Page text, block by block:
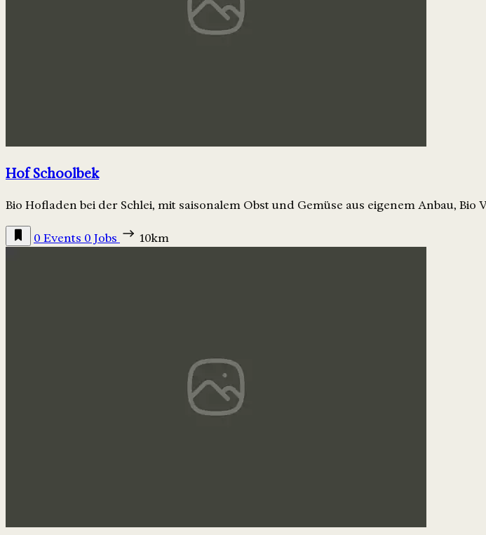
Hof Schoolbek
Bio Hofladen bei der Schlei, mit saisonalem Obst und Gemüse aus eigenem Anbau,
0 Events 0 Jobs 10km